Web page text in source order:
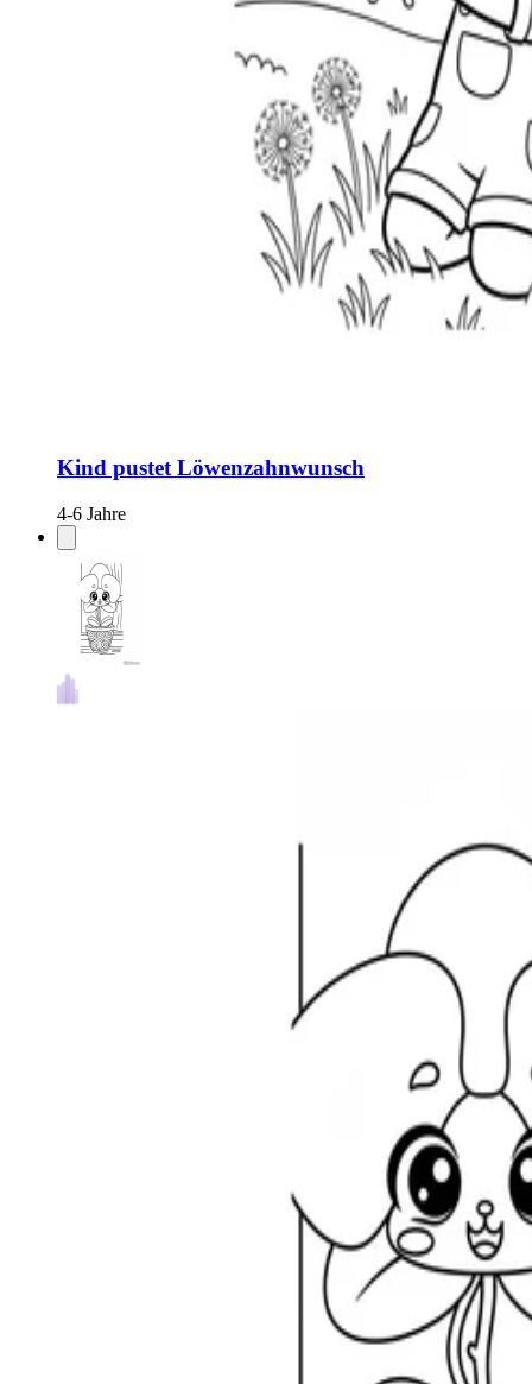
Kind pustet Löwenzahnwunsch
4-6 Jahre